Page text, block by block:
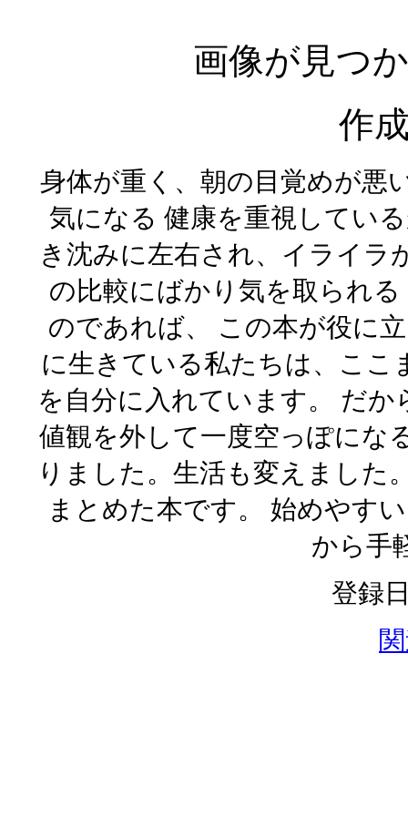
画像が見つ
作
身体が重く、朝の目覚めが悪
気になる 健康を重視してい
き沈みに左右され、イライラ
の比較にばかり気を取られ
のであれば、 この本が役に
に生きている私たちは、ここ
を自分に入れています。 だ
値観を外して一度空っぽにな
りました。生活も変えました
まとめた本です。 始めやす
から手
登録